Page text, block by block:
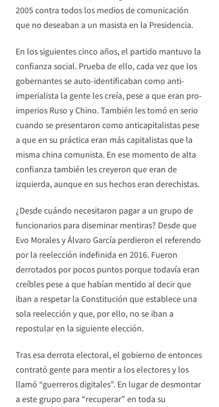
2005 contra todos los medios de comunicación
que no deseaban a un masista en la Presidencia.
En los siguientes cinco años, el partido mantuvo la
confianza social. Prueba de ello, cada vez que los
gobernantes se auto-identificaban como anti-
imperialista la gente les creía, pese a que eran pro-
imperios Ruso y Chino. También les tomó en serio
cuando se presentaron como anticapitalistas pese
a que en su práctica eran más capitalistas que la
misma china comunista. En ese momento de alta
confianza también les creyeron que eran de
izquierda, aunque en sus hechos eran derechistas.
¿Desde cuándo necesitaron pagar a un grupo de
funcionarios para diseminar mentiras? Desde que
Evo Morales y Álvaro García perdieron el referendo
por la reelección indefinida en 2016. Fueron
derrotados por pocos puntos porque todavía eran
creíbles pese a que habían mentido al decir que
iban a respetar la Constitución que establece una
sola reelección y que, por ello, no se iban a
repostular en la siguiente elección.
Tras esa derrota electoral, el gobierno de entonces
contrató gente para mentir a los electores y los
llamó “guerreros digitales”. En lugar de desmontar
a este grupo para “recuperar” en toda su